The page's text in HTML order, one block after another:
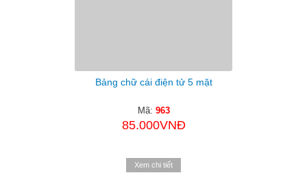
Bảng chữ cái điện tử 5 mặt
Mã: 963
85.000VNĐ
Xem chi tiết